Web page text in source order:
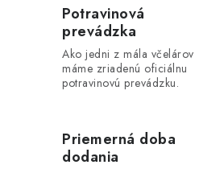
Potravinová
prevádzka
Ako jedni z mála včelárov
máme zriadenú oficiálnu
potravinovú prevádzku.
Priemerná doba
dodania